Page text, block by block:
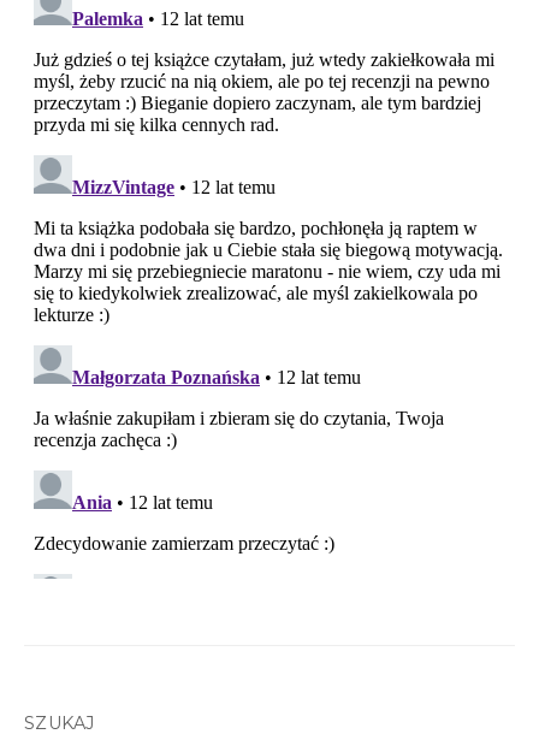
SZUKAJ